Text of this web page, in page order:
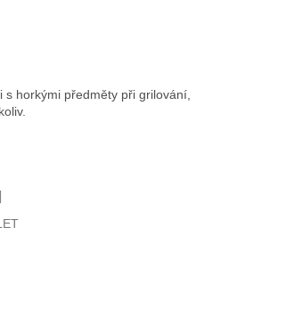
s horkými předměty při grilování,